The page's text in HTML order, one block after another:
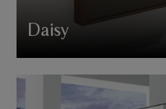
Daisy